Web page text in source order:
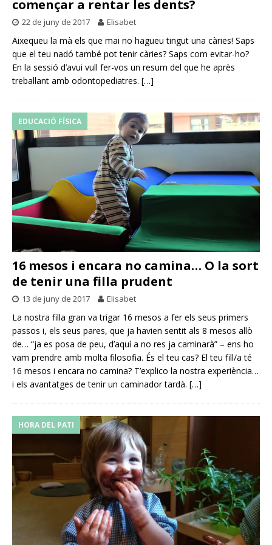
començar a rentar les dents?
22 de juny de 2017 Elisabet
Aixequeu la mà els que mai no hagueu tingut una càries! Saps
que el teu nadó també pot tenir càries? Saps com evitar-ho?
En la sessió d’avui vull fer-vos un resum del que he après
treballant amb odontopediatres. […]
EDUCACIÓ FÍSICA
16 mesos i encara no camina… O la sort
de tenir una filla prudent
13 de juny de 2017 Elisabet
La nostra filla gran va trigar 16 mesos a fer els seus primers
passos i, els seus pares, que ja havien sentit als 8 mesos allò
de… “ja es posa de peu, d’aquí a no res ja caminarà” – ens ho
vam prendre amb molta filosofia. És el teu cas? El teu fill/a té
16 mesos i encara no camina? T’explico la nostra experiència…
i els avantatges de tenir un caminador tardà. […]
HORA DEL PATI